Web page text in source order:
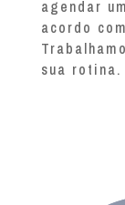
agendar
acordo
sua rotina.